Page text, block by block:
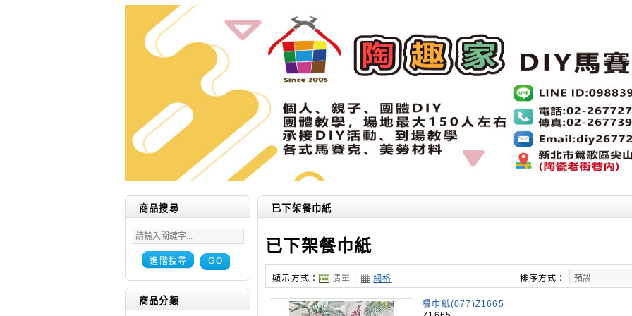
商品搜尋
進階搜尋 GO
商品分類
已下架餐巾紙
已下架餐巾紙
顯示方式： 清單 網格 排序方式：
餐巾紙(077)Z1665